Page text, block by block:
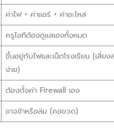
ค่าไฟ + ค่าแอร์ + ค่าอะไหล่
ครูไอทีต้องดูแลเองทั้งหมด
ขึ้นอยู่กับไฟและเน็ตโรงเรียน (เสี่ยง
ง่าย)
ต้องตั้งค่า Firewall เอง
อาจช้าหรือล่ม (คอขวด)